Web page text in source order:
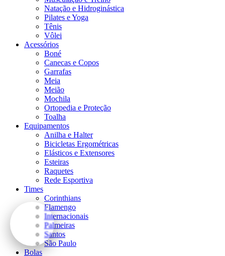
Natação e Hidroginástica
Pilates e Yoga
Tênis
Vôlei
Acessórios
Boné
Canecas e Copos
Garrafas
Meia
Meião
Mochila
Ortopedia e Proteção
Toalha
Equipamentos
Anilha e Halter
Bicicletas Ergométricas
Elásticos e Extensores
Esteiras
Raquetes
Rede Esportiva
Times
Corinthians
Flamengo
Internacionais
Palmeiras
Santos
São Paulo
Bolas